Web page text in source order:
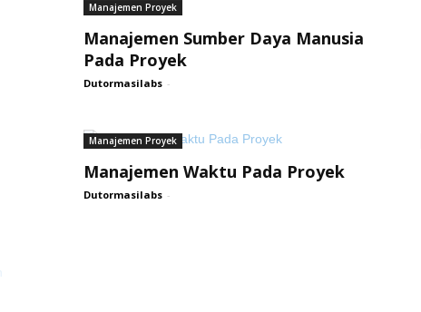
Manajemen Proyek
Manajemen Sumber Daya Manusia
Pada Proyek
Dutormasilabs -
Manajemen Proyek
Manajemen Waktu Pada Proyek
Dutormasilabs -